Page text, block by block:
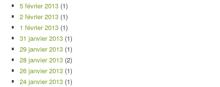
5 février 2013 (1)
2 février 2013 (1)
1 février 2013 (1)
31 janvier 2013 (1)
29 janvier 2013 (1)
28 janvier 2013 (2)
26 janvier 2013 (1)
24 janvier 2013 (1)